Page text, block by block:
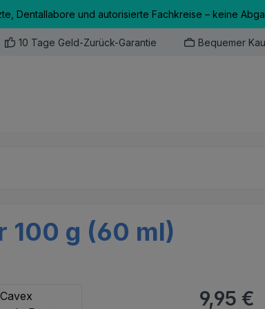
Dentallabore und autorisierte Fachkreise – keine
10 Tage Geld-Zurück-Garantie Bequemer
100 g (60 ml)
Regulärer
9,95 €